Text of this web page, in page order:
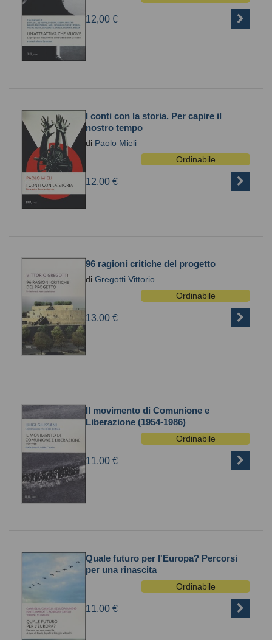
12,00 €
I conti con la storia. Per capire il
nostro tempo
di Paolo Mieli
Ordinabile
12,00 €
96 ragioni critiche del progetto
di Gregotti Vittorio
Ordinabile
13,00 €
Il movimento di Comunione e
Liberazione (1954-1986)
Ordinabile
11,00 €
Quale futuro per l'Europa? Percorsi
per una rinascita
Ordinabile
11,00 €